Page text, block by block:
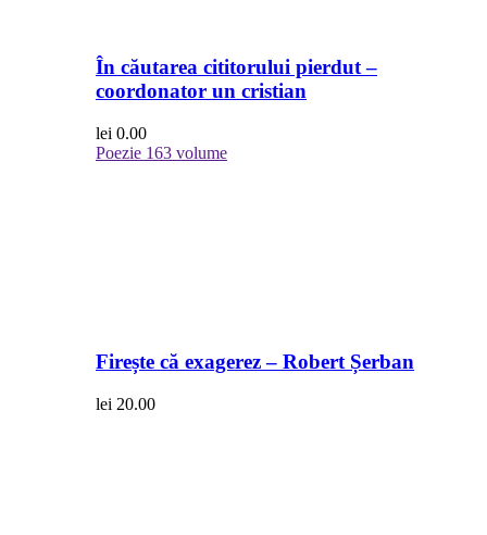
În căutarea cititorului pierdut –
coordonator un cristian
lei 0.00
Poezie 163 volume
Firește că exagerez – Robert Șerban
lei 20.00